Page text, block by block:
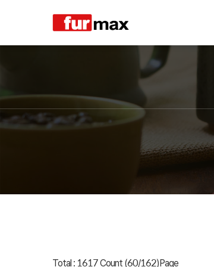
Total : 1617 Count (60/162)Page